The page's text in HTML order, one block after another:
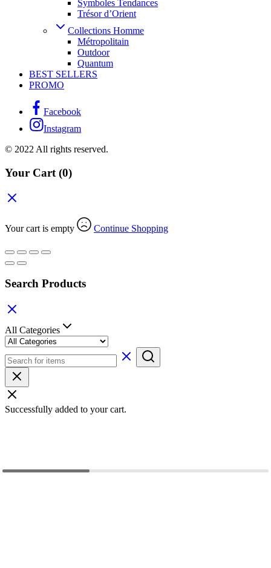
Symboles Tendances
Trésor d’Orient
Collections Homme
Métropolitain
Outdoor
Quantum
BEST SELLERS
PROMO
Facebook
Instagram
© 2022 All rights reserved.
Your Cart (0)
Your cart is empty Continue Shopping
Search Products
All Categories
Successfully added to your cart.